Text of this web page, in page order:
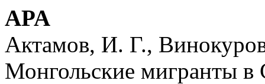
APA
Актамов, И. Г.,
Монгольские мигранты